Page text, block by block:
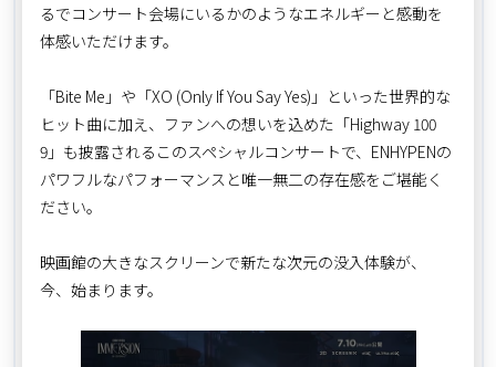
るでコンサート会場にいるかのようなエネルギーと感動を
体感いただけます。
「Bite Me」や「XO (Only If You Say Yes)」といった世界的な
ヒット曲に加え、ファンへの想いを込めた「Highway 100
9」も披露されるこのスペシャルコンサートで、ENHYPENの
パワフルなパフォーマンスと唯一無二の存在感をご堪能く
ださい。
映画館の大きなスクリーンで新たな次元の没入体験が、
今、始まります。